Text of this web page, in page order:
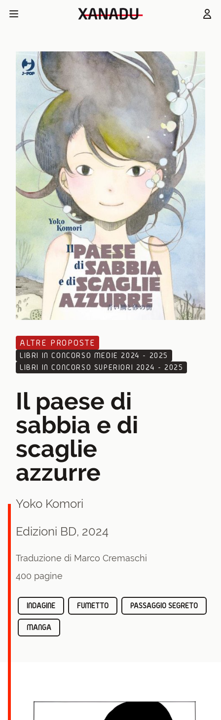
ALTRE PROPOSTE
LIBRI IN CONCORSO MEDIE 2024 - 2025
LIBRI IN CONCORSO SUPERIORI 2024 - 2025
Il paese di
sabbia e di
scaglie
azzurre
Yoko Komori
Edizioni BD, 2024
Traduzione di Marco Cremaschi
400 pagine
INDAGINE FUMETTO PASSAGGIO SEGRETO
MANGA